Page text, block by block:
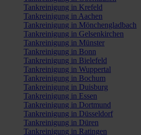
Tankreinigung in Krefeld
Tankreinigung in Aachen
Tankreinigung in Mönchengladbach
Tankreinigung in Gelsenkirchen
Tankreinigung in Münster
Tankreinigung in Bonn
Tankreinigung in Bielefeld
Tankreinigung in Wuppertal
Tankreinigung in Bochum
Tankreinigung in Duisburg
Tankreinigung in Essen
Tankreinigung in Dortmund
Tankreinigung in Düsseldorf
Tankreinigung in Düren
Tankreinigung in Ratingen